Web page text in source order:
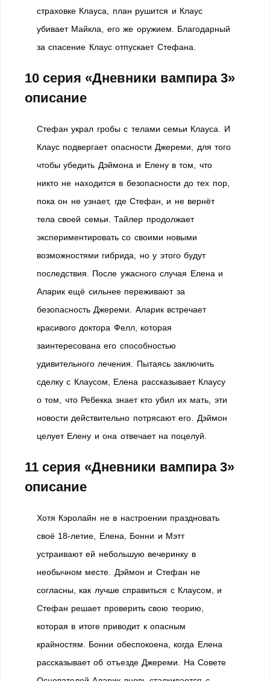
страховке Клауса, план рушится и Клаус
убивает Майкла, его же оружием. Благодарный
за спасение Клаус отпускает Стефана.
10 серия «Дневники вампира 3»
описание
Стефан украл гробы с телами семьи Клауса. И
Клаус подвергает опасности Джереми, для того
чтобы убедить Дэймона и Елену в том, что
никто не находится в безопасности до тех пор,
пока он не узнает, где Стефан, и не вернёт
тела своей семьи. Тайлер продолжает
экспериментировать со своими новыми
возможностями гибрида, но у этого будут
последствия. После ужасного случая Елена и
Аларик ещё сильнее переживают за
безопасность Джереми. Аларик встречает
красивого доктора Фелл, которая
заинтересована его способностью
удивительного лечения. Пытаясь заключить
сделку с Клаусом, Елена рассказывает Клаусу
о том, что Ребекка знает кто убил их мать, эти
новости действительно потрясают его. Дэймон
целует Елену и она отвечает на поцелуй.
11 серия «Дневники вампира 3»
описание
Хотя Кэролайн не в настроении праздновать
своё 18-летие, Елена, Бонни и Мэтт
устраивают ей небольшую вечеринку в
необычном месте. Дэймон и Стефан не
согласны, как лучше справиться с Клаусом, и
Стефан решает проверить свою теорию,
которая в итоге приводит к опасным
крайностям. Бонни обеспокоена, когда Елена
рассказывает об отъезде Джереми. На Совете